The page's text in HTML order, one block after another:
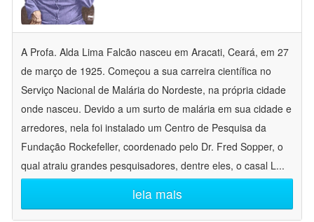
A Profa. Alda Lima Falcão nasceu em Aracati, Ceará, em 27
de março de 1925. Começou a sua carreira científica no
Serviço Nacional de Malária do Nordeste, na própria cidade
onde nasceu. Devido a um surto de malária em sua cidade e
arredores, nela foi instalado um Centro de Pesquisa da
Fundação Rockefeller, coordenado pelo Dr. Fred Sopper, o
qual atraiu grandes pesquisadores, dentre eles, o casal L...
leia mais